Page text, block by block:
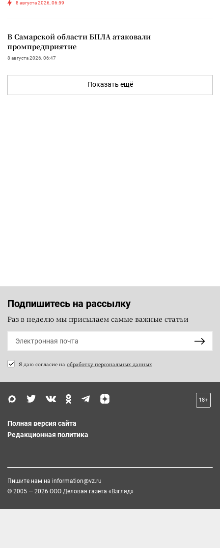
8 августа 2026, 06:59
В Самарской области БПЛА атаковали
промпредприятие
8 августа 2026, 06:47
Показать ещё
Подпишитесь на рассылку
Раз в неделю мы присылаем самые важные статьи
Я даю согласие на обработку персональных данных
18+
Полная версия сайта
Редакционная политика
Пишите нам на information@vz.ru
© 2005 — 2026 ООО Деловая газета «Взгляд»